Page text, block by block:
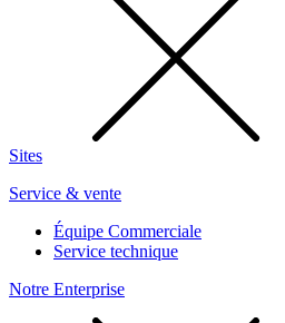
Sites
Service & vente
Équipe Commerciale
Service technique
Notre Enterprise